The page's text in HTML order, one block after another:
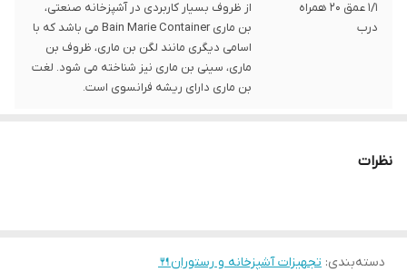
۱/۱ عمق ۲۰ همراه
درب
از ظروف بسیار کاربردی در آشپزخانه صنعتی،
بن ماری Bain Marie Container می باشد که با
اسامی دیگری مانند لگن بن ماری، ظروف بن
ماری، سینی بن ماری نیز شناخته می شود. لغت
بن ماری دارای ریشه فرانسوی است.
نظرات
دسته‌بندی: تجهیزات آشپزخانه و رستوران🍴